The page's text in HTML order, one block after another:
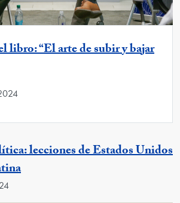
libro: “El arte de subir y bajar
lecciones de Estados Unidos